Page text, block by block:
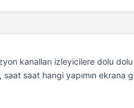
kanalları izleyicilere dolu
saat saat hangi yapımın ekrana